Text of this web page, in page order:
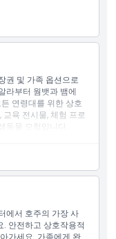
권 및 가족 옵션으로
라부터 웜뱃과 뱀에
연령대를 위한 상호
육 전시물, 체험 프로
물 모험입니다.
에서 호주의 가장 사
안전하고 상호작용적
가세요. 가족에게 완